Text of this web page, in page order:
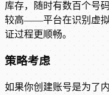
库存，随时有数百个号
较高——平台在识别虚拟
证过程更顺畅。
策略考虑
如果你创建账号是为了